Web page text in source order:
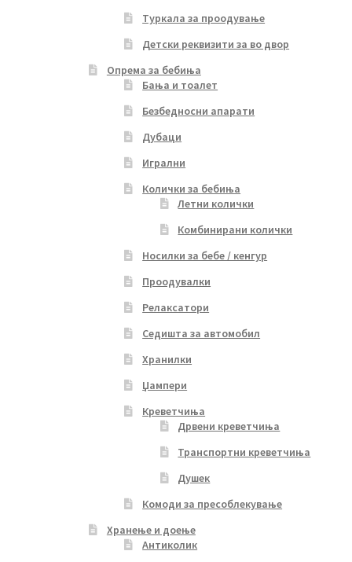
Туркала за проодување
Детски реквизити за во двор
Опрема за бебиња
Бања и тоалет
Безбедносни апарати
Дубаци
Игрални
Колички за бебиња
Летни колички
Комбинирани колички
Носилки за бебе / кенгур
Проодувалки
Релаксатори
Седишта за автомобил
Хранилки
Џампери
Креветчиња
Дрвени креветчиња
Транспортни креветчиња
Душек
Комоди за пресоблекување
Хранење и доење
Антиколик